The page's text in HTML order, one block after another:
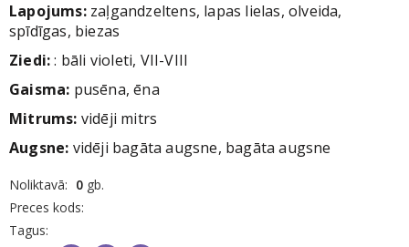
Lapojums:zaļgandzeltens, lapas lielas, olveida,
spīdīgas, biezas
Ziedi:: bāli violeti, VII-VIII
Gaisma: pusēna, ēna
Mitrums: vidēji mitrs
Augsne: vidēji bagāta augsne, bagāta augsne
Noliktavā: 0 gb.
Preces kods:
Tagus: